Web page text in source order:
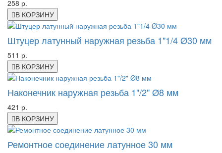
258 р.
В КОРЗИНУ
Штуцер латунный наружная резьба 1"1/4 Ø30 мм
511 р.
В КОРЗИНУ
Наконечник наружная резьба 1"/2" Ø8 мм
421 р.
В КОРЗИНУ
Ремонтное соединение латунное 30 мм